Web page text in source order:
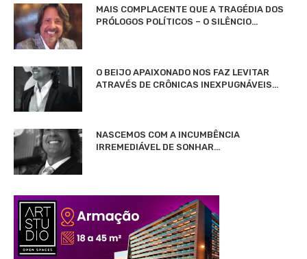
MAIS COMPLACENTE QUE A TRAGÉDIA DOS
PRÓLOGOS POLÍTICOS – O SILÊNCIO…
O BEIJO APAIXONADO NOS FAZ LEVITAR
ATRAVÉS DE CRÔNICAS INEXPUGNÁVEIS…
NASCEMOS COM A INCUMBÊNCIA
IRREMEDIÁVEL DE SONHAR…